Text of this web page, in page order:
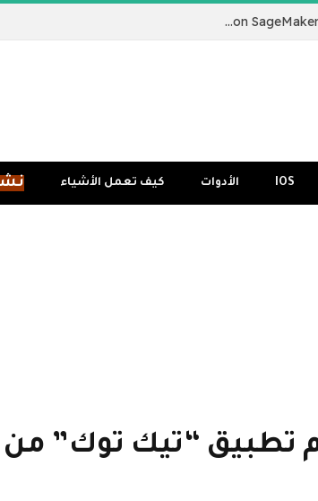
نقدم لكم Hugging Face LLM Inference Container لـ Amazon SageMaker
IOS الأدوات كيف تعمل الأشياء
تطبيق “تيك توك” من